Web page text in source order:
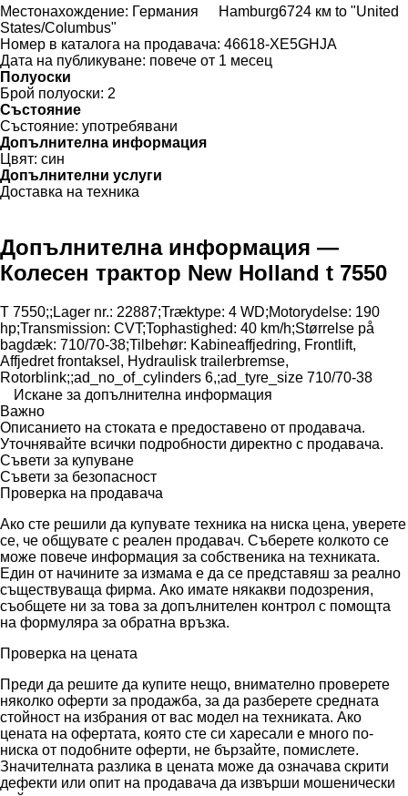
Местонахождение: Германия Hamburg6724 км to "United
States/Columbus"
Номер в каталога на продавача: 46618-XE5GHJA
Дата на публикуване: повече от 1 месец
Полуоски
Брой полуоски: 2
Състояние
Състояние: употребявани
Допълнителна информация
Цвят: син
Допълнителни услуги
Доставка на техника
Допълнителна информация —
Колесен трактор New Holland t 7550
T ​​​​​​​​​‌‌​​​​‌​​​​​​​​​‌‌‌​‌​‌​​​​​​​​​‌‌‌​‌​​​​​​​​​​​‌‌​‌‌‌‌​​​​​​​​​‌‌​‌‌​​​​​​​​​​​‌‌​‌​​‌​​​​​​​​​‌‌​‌‌‌​​​​​​​​​​‌‌​​‌​‌7550;;Lager nr.: 22887;Træktype: 4 WD;Motorydelse: 190
hp;Transmission: CVT;Tophastighed: 40 km/h;Størrelse på
bagdæk: 710/70-38;Tilbehør: Kabineaffjedring, Frontlift,
Affjedret frontaksel, Hydraulisk trailerbremse,
Rotorblink;;ad_no_of_cylinders 6,;ad_tyre_size 710/70-38
Искане за допълнителна информация
Важно
Описанието на стоката е предоставено от продавача.
Уточнявайте всички подробности директно с продавача.
Съвети за купуване
Съвети за безопасност
Проверка на продавача
Ако сте решили да купувате техника на ниска цена, уверете
се, че общувате с реален продавач. Съберете колкото се
може повече информация за собственика на техниката.
Един от начините за измама е да се представяш за реално
съществуваща фирма. Ако имате някакви подозрения,
съобщете ни за това за допълнителен контрол с помощта
на формуляра за обратна връзка.
Проверка на цената
Преди да решите да купите нещо, внимателно проверете
няколко оферти за продажба, за да разберете средната
стойност на избрания от вас модел на техниката. Ако
цената на офертата, която сте си харесали е много по-
ниска от подобните оферти, не бързайте, помислете.
Значителната разлика в цената може да означава скрити
дефекти или опит на продавача да извърши мошенически